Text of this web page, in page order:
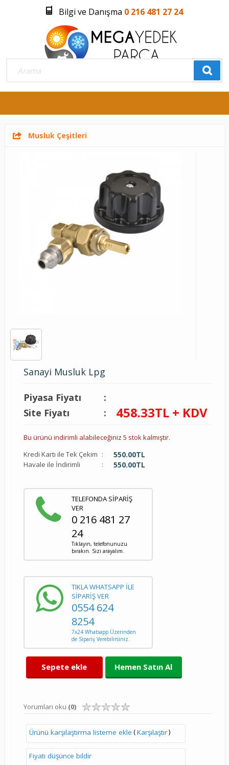
Bilgi ve Danışma 0 216 481 27 24
Üye Girişi Üye Olmak İstiyorum
Musluk Çeşitleri
Sanayi Musluk Lpg
Piyasa Fiyatı
:
Site Fiyatı
: 458.33TL + KDV
Bu ürünü indirimli alabileceğiniz 5 stok kalmıştır.
Kredi Kartı ile Tek Çekim : 550.00TL
Havale ile İndirimli : 550.00TL
TELEFONDA SİPARİŞ
VER
0 216 481 27
24
Tıklayın, telefonunuzu
bırakın. Sizi arayalım.
TIKLA WHATSAPP İLE
SİPARİŞ VER
0554 624
8254
7x24 Whatsapp Üzerinden
de Sipariş Verebilirsiniz.
Sepete ekle Hemen Satın Al
Yorumları oku (0)
Ürünü karşılaştırma listeme ekle (Karşılaştır)
Fiyatı düşünce bildir